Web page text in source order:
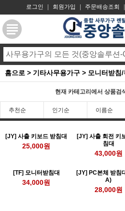
로그인 회원가입 주문배송조회
홈으로 > 기타사무용가구 > 모니터받침
현재 카테고리에서 상품검
추천순 인기순 이름순
[JY] 사출 키보드 받침대
25,000원
[JY] 사출 회전 키
침대
43,000원
[TF] 모니터받침대
34,000원
[JY] PC본체 받침
A)
28,000원